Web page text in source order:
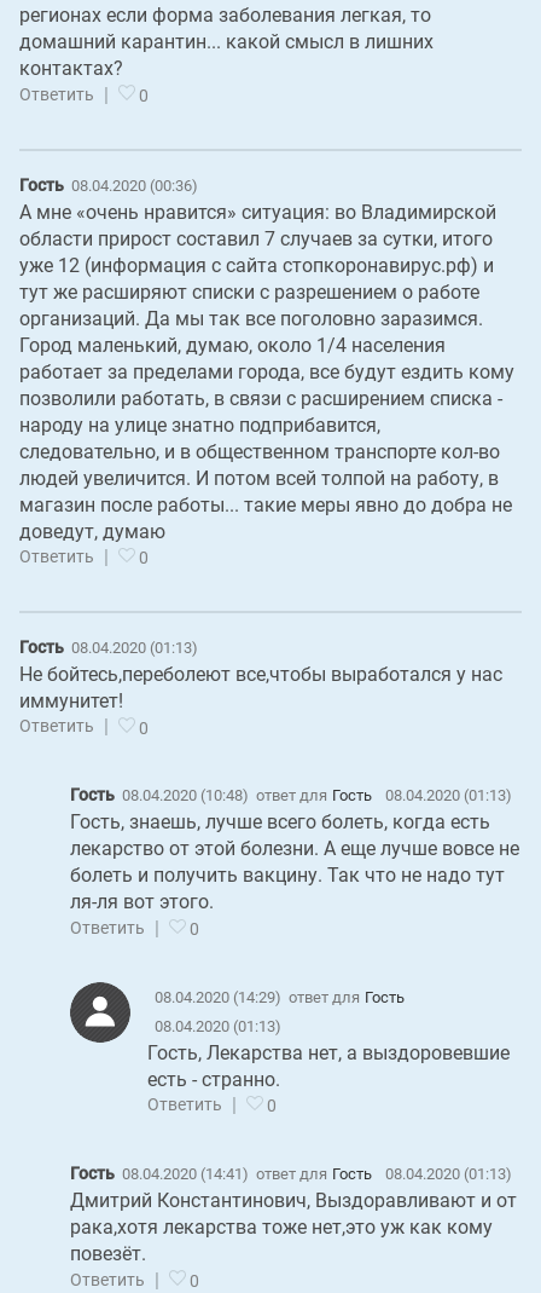
регионах если форма заболевания легкая, то
домашний карантин... какой смысл в лишних
контактах?
Ответить | 0
Гость 08.04.2020 (00:36)
А мне «очень нравится» ситуация: во Владимирской
области прирост составил 7 случаев за сутки, итого
уже 12 (информация с сайта стопкоронавирус.рф) и
тут же расширяют списки с разрешением о работе
организаций. Да мы так все поголовно заразимся.
Город маленький, думаю, около 1/4 населения
работает за пределами города, все будут ездить кому
позволили работать, в связи с расширением списка -
народу на улице знатно подприбавится,
следовательно, и в общественном транспорте кол-во
людей увеличится. И потом всей толпой на работу, в
магазин после работы... такие меры явно до добра не
доведут, думаю
Ответить | 0
Гость 08.04.2020 (01:13)
Не бойтесь,переболеют все,чтобы выработался у нас
иммунитет!
Ответить 0
Гость 08.04.2020 (10:48) ответ для Гость 08.04.2020 (01:13)
Гость, знаешь, лучше всего болеть, когда есть
лекарство от этой болезни. А еще лучше вовсе не
болеть и получить вакцину. Так что не надо тут
ля-ля вот этого.
Ответить | 0
08.04.2020 (14:29) ответ для Гость
08.04.2020 (01:13)
Гость, Лекарства нет, а выздоровевшие
есть - странно.
Ответить 0
Гость 08.04.2020 (14:41) ответ для Гость 08.04.2020 (01:13)
Дмитрий Константинович, Выздоравливают и от
рака,хотя лекарства тоже нет,это уж как кому
повезёт.
Ответить | 0